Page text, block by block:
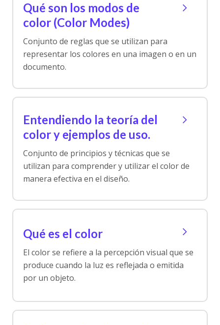
Qué son los modos de
color (Color Modes)
Conjunto de reglas que se utilizan para
representar los colores en una imagen o en un
documento.
Entendiendo la teoría del
color y ejemplos de uso.
Conjunto de principios y técnicas que se
utilizan para comprender y utilizar el color de
manera efectiva en el diseño.
Qué es el color
El color se refiere a la percepción visual que se
produce cuando la luz es reflejada o emitida
por un objeto.